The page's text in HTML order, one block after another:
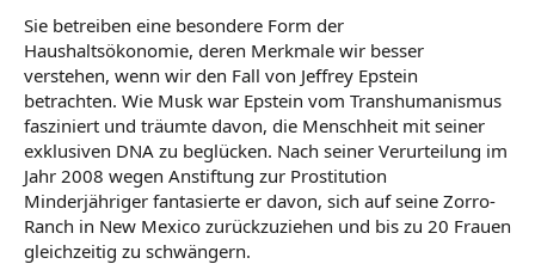
Sie betreiben eine besondere Form der
Haushaltsökonomie, deren Merkmale wir besser
verstehen, wenn wir den Fall von Jeffrey Epstein
betrachten. Wie Musk war Epstein vom Transhumanismus
fasziniert und träumte davon, die Menschheit mit seiner
exklusiven DNA zu beglücken. Nach seiner Verurteilung im
Jahr 2008 wegen Anstiftung zur Prostitution
Minderjähriger fantasierte er davon, sich auf seine Zorro-
Ranch in New Mexico zurückzuziehen und bis zu 20 Frauen
gleichzeitig zu schwängern.